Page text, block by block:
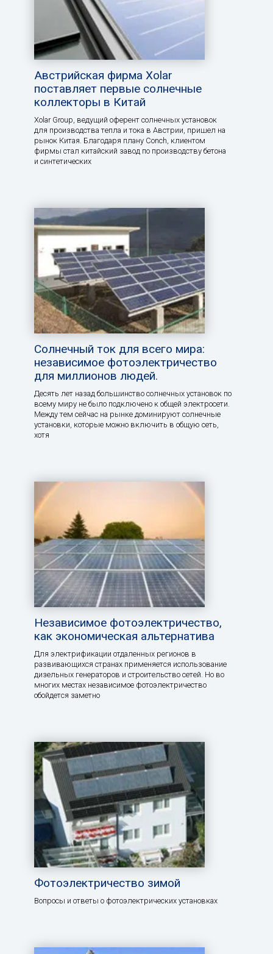
Австрийская фирма Xolar
поставляет первые солнечные
коллекторы в Китай
Xolar Group, ведущий оферент солнечных установок
для производства тепла и тока в Австрии, пришел на
рынок Китая. Благодаря плану Conch, клиентом
фирмы стал китайский завод по производству бетона
и синтетических
Солнечный ток для всего мира:
независимое фотоэлектричество
для миллионов людей.
Десять лет назад большинство солнечных установок по
всему миру не было подключено к общей электросети.
Между тем сейчас на рынке доминируют солнечные
установки, которые можно включить в общую сеть,
хотя
Независимое фотоэлектричество,
как экономическая альтернатива
Для электрификации отдаленных регионов в
развивающихся странах применяется использование
дизельных генераторов и строительство сетей. Но во
многих местах независимое фотоэлектричество
обойдется заметно
Фотоэлектричество зимой
Вопросы и ответы о фотоэлектрических установках